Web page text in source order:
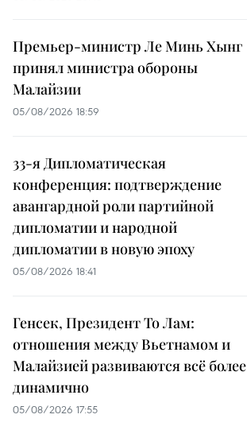
Премьер-министр Ле Минь Хынг
принял министра обороны
Малайзии
05/08/2026 18:59
33-я Дипломатическая
конференция: подтверждение
авангардной роли партийной
дипломатии и народной
дипломатии в новую эпоху
05/08/2026 18:41
Генсек, Президент То Лам:
отношения между Вьетнамом и
Малайзией развиваются всё более
динамично
05/08/2026 17:55